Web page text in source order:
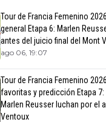
Tour de Francia Femenino
general Etapa 6: Marlen
antes del juicio final del Mont
ago 06, 19:07
Tour de Francia Femenino
favoritas y predicción Etapa
Marlen Reusser luchan por el
Ventoux